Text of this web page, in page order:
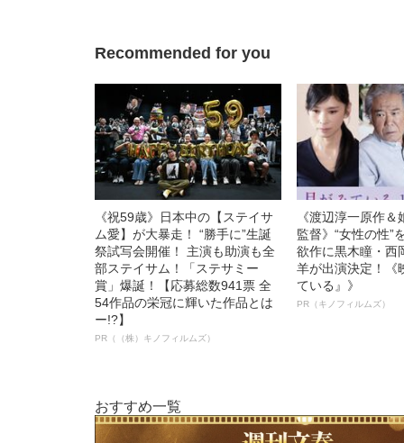
Recommended for you
《祝59歳》日本中の【ステイサ
ム愛】が大暴走！ “勝手に”生誕
祭試写会開催！ 主演も助演も全
部ステイサム！「ステサミー
賞」爆誕！【応募総数941票 全
54作品の栄冠に輝いた作品とは
ー!?】
PR（（株）キノフィルムズ）
《渡辺淳一原作
監督》“女性の性”
欲作に黒木瞳・西
羊が出演決定！《
ている』》
PR（キノフィルムズ）
おすすめ一覧